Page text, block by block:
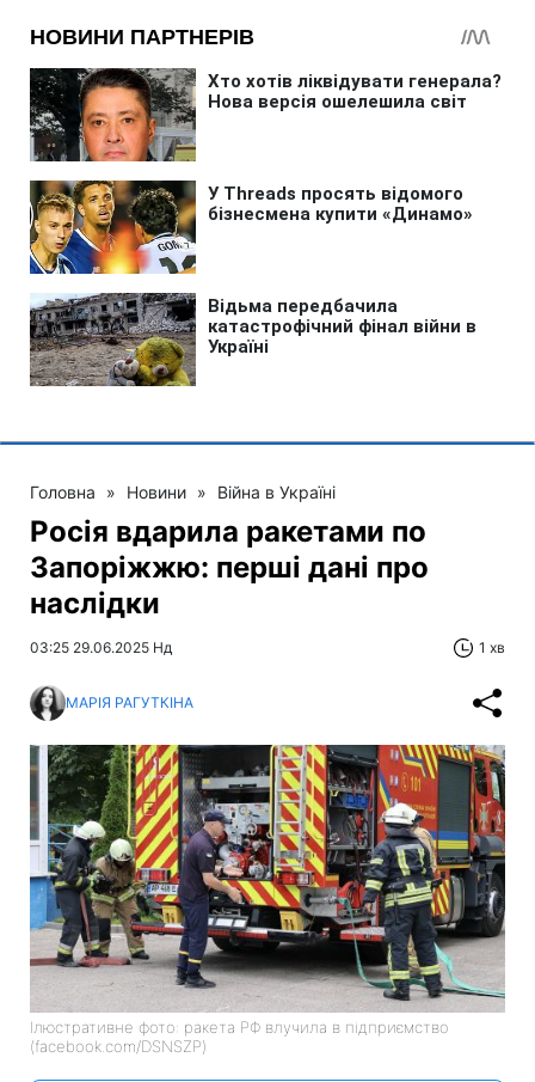
Головна » Новини » Війна в Україні
Росія вдарила ракетами по
Запоріжжю: перші дані про
наслідки
03:25 29.06.2025 Нд 1 хв
МАРІЯ РАГУТКІНА
Ілюстративне фото: ракета РФ влучила в підприємство
(facebook.com/DSNSZP)